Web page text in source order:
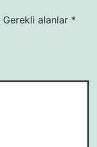
Gerekli alanlar *